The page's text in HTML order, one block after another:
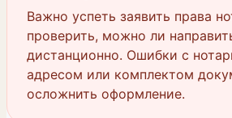
Важно успеть заявить права
проверить, можно ли
дистанционно. Ошибки с
адресом или комплектом
осложнить оформление.